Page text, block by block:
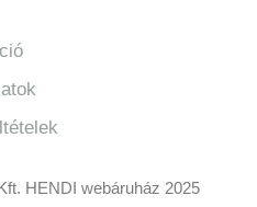
HENDI webáruház 2025